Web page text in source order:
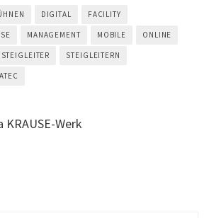
DIGITAL FACILITY
MANAGEMENT MOBILE ONLINE
STEIGLEITER STEIGLEITERN
KRAUSE-Werk